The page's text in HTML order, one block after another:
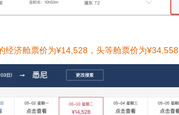
经济舱票价为¥14,528，头等舱票价为¥34,558